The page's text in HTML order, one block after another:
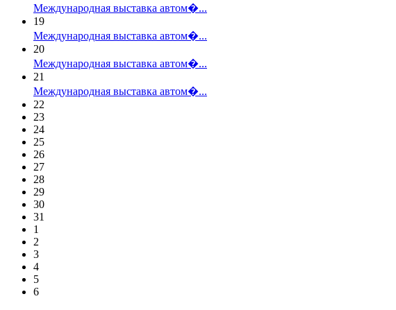
Международная выставка автом�...
19
Международная выставка автом�...
20
Международная выставка автом�...
21
Международная выставка автом�...
22
23
24
25
26
27
28
29
30
31
1
2
3
4
5
6